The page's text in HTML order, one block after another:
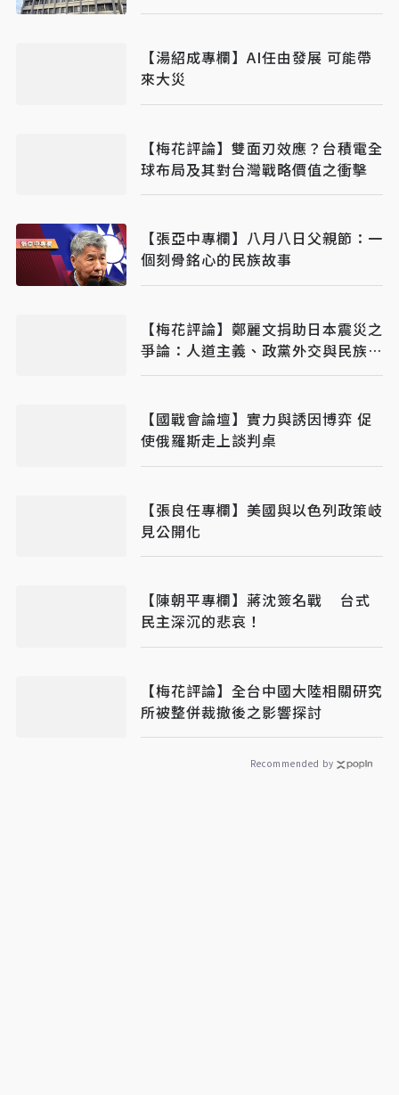
【湯紹成專欄】AI任由發展 可能帶
來大災
【梅花評論】雙面刃效應？台積電全
球布局及其對台灣戰略價值之衝擊
【張亞中專欄】八月八日父親節：一
個刻骨銘心的民族故事
【梅花評論】鄭麗文捐助日本震災之
爭論：人道主義、政黨外交與民族主
義之平衡
【國戰會論壇】實力與誘因博弈 促
使俄羅斯走上談判桌
【張良任專欄】美國與以色列政策岐
見公開化
【陳朝平專欄】蔣沈簽名戰 台式
民主深沉的悲哀！
【梅花評論】全台中國大陸相關研究
所被整併裁撤後之影響探討
Recommended by